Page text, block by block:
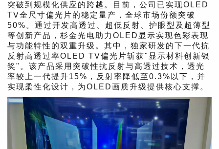
突破到规模化供应的跨越。目前，公司已实现OLED
TV全尺寸偏光片的稳定量产，全球市场份额突破
50%。通过开发高透过、超低反射、护眼型及超薄型
等创新产品，杉金光电助力OLED显示实现色彩表现
与功能特性的双重升级。其中，独家研发的下一代抗
反射高透过率OLED TV偏光片斩获"显示材料创新银
奖"。该产品采用突破性抗反射与高透过技术，透光
率较上一代提升15%，反射率降低至0.3%以下，并
实现柔性化设计，为OLED画质升级提供核心支撑。